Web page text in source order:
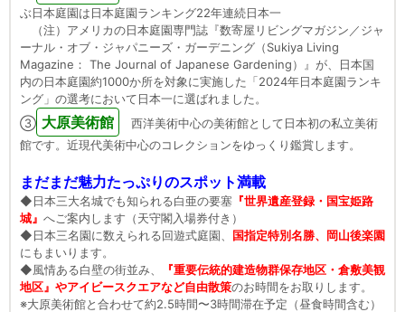
ぶ日本庭園は日本庭園ランキング22年連続日本一
（注）アメリカの日本庭園専門誌『数寄屋リビングマガジン／ジャ
ーナル・オブ・ジャパニーズ・ガーデニング（Sukiya Living
Magazine： The Journal of Japanese Gardening）』が、日本国
内の日本庭園約1000か所を対象に実施した「2024年日本庭園ランキ
ング」の選考において日本一に選ばれました。
③ 大原美術館
西洋美術中心の美術館として日本初の私立美術
館です。近現代美術中心のコレクションをゆっくり鑑賞します。
まだまだ魅力たっぷりのスポット満載
◆日本三大名城でも知られる白亜の要塞 『世界遺産登録・国宝姫路
城』 へご案内します（天守閣入場券付き）
◆日本三名園に数えられる回遊式庭園、 国指定特別名勝、岡山後楽園
にもまいります。
◆風情ある白壁の街並み、
『重要伝統的建造物群保存地区・倉敷美観
地区』やアイビースクエアなど自由散策のお時間をお取りします。
※大原美術館と合わせて約2.5時間〜3時間滞在予定（昼食時間含む）